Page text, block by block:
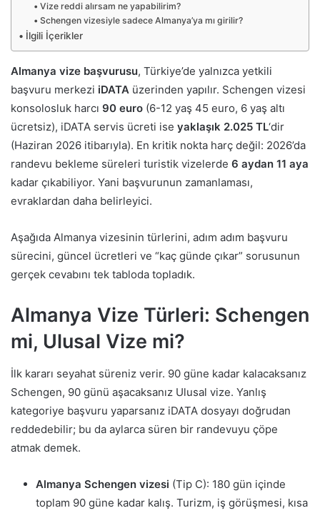
Vize reddi alırsam ne yapabilirim?
Schengen vizesiyle sadece Almanya’ya mı girilir?
İlgili İçerikler
Almanya vize başvurusu, Türkiye’de yalnızca yetkili
başvuru merkezi iDATA üzerinden yapılır. Schengen vizesi
konsolosluk harcı 90 euro (6-12 yaş 45 euro, 6 yaş altı
ücretsiz), iDATA servis ücreti ise yaklaşık 2.025 TL‘dir
(Haziran 2026 itibarıyla). En kritik nokta harç değil: 2026’da
randevu bekleme süreleri turistik vizelerde 6 aydan 11 aya
kadar çıkabiliyor. Yani başvurunun zamanlaması,
evraklardan daha belirleyici.
Aşağıda Almanya vizesinin türlerini, adım adım başvuru
sürecini, güncel ücretleri ve “kaç günde çıkar” sorusunun
gerçek cevabını tek tabloda topladık.
Almanya Vize Türleri: Schengen
mi, Ulusal Vize mi?
İlk kararı seyahat süreniz verir. 90 güne kadar kalacaksanız
Schengen, 90 günü aşacaksanız Ulusal vize. Yanlış
kategoriye başvuru yaparsanız iDATA dosyayı doğrudan
reddedebilir; bu da aylarca süren bir randevuyu çöpe
atmak demek.
Almanya Schengen vizesi (Tip C): 180 gün içinde
toplam 90 güne kadar kalış. Turizm, iş görüşmesi, kısa